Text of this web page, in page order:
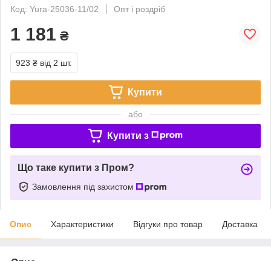
Код: Yura-25036-11/02
Опт і роздріб
1 181 ₴
923 ₴ від 2 шт.
Купити
або
Купити з
Що таке купити з Пром?
Замовлення під захистом
Опис Характеристики Відгуки про товар Доставка